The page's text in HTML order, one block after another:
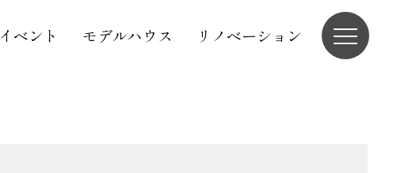
イベント モデルハウス リノベーション